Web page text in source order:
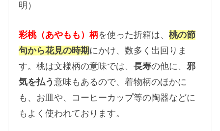
明）
彩桃（あやもも）柄を使った折箱は、 桃の節
句から花見の時期にかけ、数多く出回りま
す。桃は文様柄の意味では、 長寿の他に、 邪
気を払う 意味もあるので、着物柄のほかに
も、お皿や、コーヒーカップ等の陶器などに
もよく使われております。